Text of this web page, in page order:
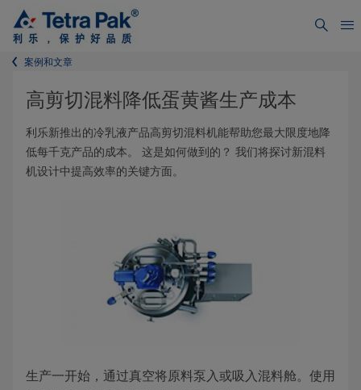
案例和文章
高剪切混料降低蛋黄酱生产成本
利乐新推出的冷乳液产品高剪切混料机能帮助您最大限度地降
低每千克产品的成本。 这是如何做到的？ 我们将探讨新混料
机设计中提高效率的关键方面。
生产一开始，通过真空将原料泵入或吸入混料舱。使用